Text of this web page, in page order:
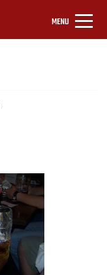
MENU